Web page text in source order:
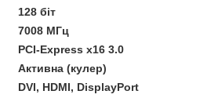
128 біт
7008 МГц
PCI-Express x16 3.0
Активна (кулер)
DVI, HDMI, DisplayPort